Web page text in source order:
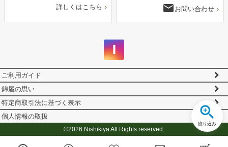
絞り込み
詳しくはこちら email お問い合わせ
ご利用ガイド
錦屋の思い
特定商取引法に基づく表示
個人情報の取扱
©2026 Nishikiya All Rights reserved.